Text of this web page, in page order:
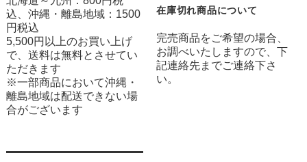
込、沖縄・離島地域：1500
円税込
5,500円以上のお買い上げ
で、送料は無料とさせてい
ただきます
※一部商品において沖縄・
離島地域は配送できない場
合がございます
在庫切れ商品について
完売商品をご希望の場合、
お調べいたしますので、下
記連絡先までご連絡下さ
い。